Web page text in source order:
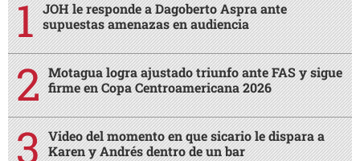
JOH le responde a Dagoberto Aspra ante
supuestas amenazas en audiencia
Motagua logra ajustado triunfo ante FAS y sigue
firme en Copa Centroamericana 2026
Video del momento en que sicario le dispara a
Karen y Andrés dentro de un bar